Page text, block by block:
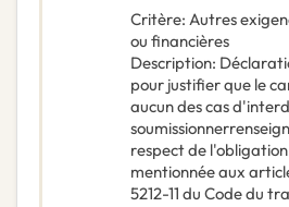
Critère: Autres
ou financières
Description:
pour justifier que le
aucun des cas
respect de
mentionnée aux
5212-11 du Code du